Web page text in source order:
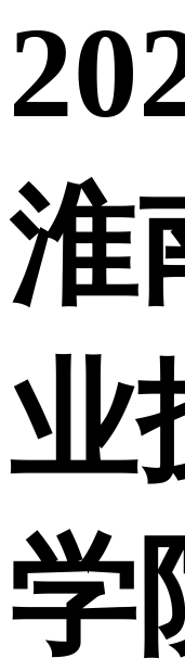
淮
业
学